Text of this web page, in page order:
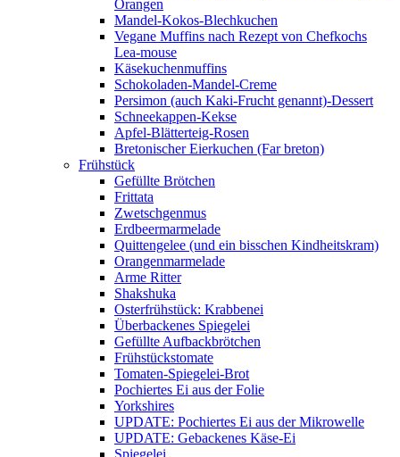
Orangen
Mandel-Kokos-Blechkuchen
Vegane Muffins nach Rezept von Chefkochs
Lea-mouse
Käsekuchenmuffins
Schokoladen-Mandel-Creme
Persimon (auch Kaki-Frucht genannt)-Dessert
Schneekappen-Kekse
Apfel-Blätterteig-Rosen
Bretonischer Eierkuchen (Far breton)
Frühstück
Gefüllte Brötchen
Frittata
Zwetschgenmus
Erdbeermarmelade
Quittengelee (und ein bisschen Kindheitskram)
Orangenmarmelade
Arme Ritter
Shakshuka
Osterfrühstück: Krabbenei
Überbackenes Spiegelei
Gefüllte Aufbackbrötchen
Frühstückstomate
Tomaten-Spiegelei-Brot
Pochiertes Ei aus der Folie
Yorkshires
UPDATE: Pochiertes Ei aus der Mikrowelle
UPDATE: Gebackenes Käse-Ei
Spiegelei